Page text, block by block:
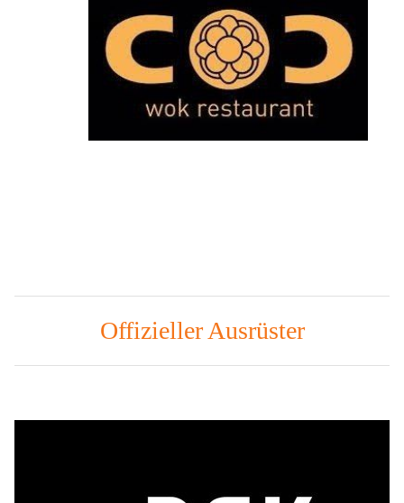
Offizieller Ausrüster